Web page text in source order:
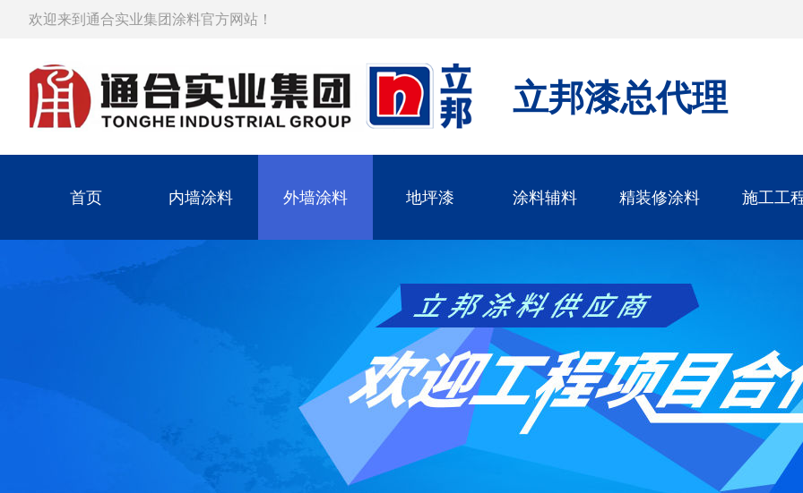
欢迎来到通合实业集团涂料官方网站！
立邦漆总代理
首页 内墙涂料 外墙涂料 地坪漆 涂料辅料 精装修涂料 施工工